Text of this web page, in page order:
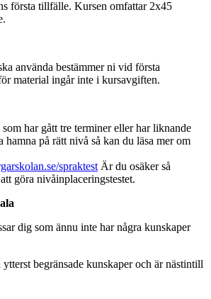
första tillfälle. Kursen omfattar 2x45
använda bestämmer ni vid första
material ingår inte i kursavgiften.
har gått tre terminer eller har liknande
hamna på rätt nivå så kan du läsa mer om
spraktest Är du osäker så
göra nivåinplaceringstestet.
dig som ännu inte har några kunskaper
begränsade kunskaper och är nästintill